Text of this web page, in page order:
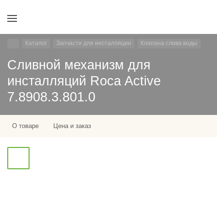
Каталог Запчасти для инсталляции Клапана слива воды
Сливной механизм для
инсталляций Roca Active
7.8908.3.801.0
О товаре Цена и заказ